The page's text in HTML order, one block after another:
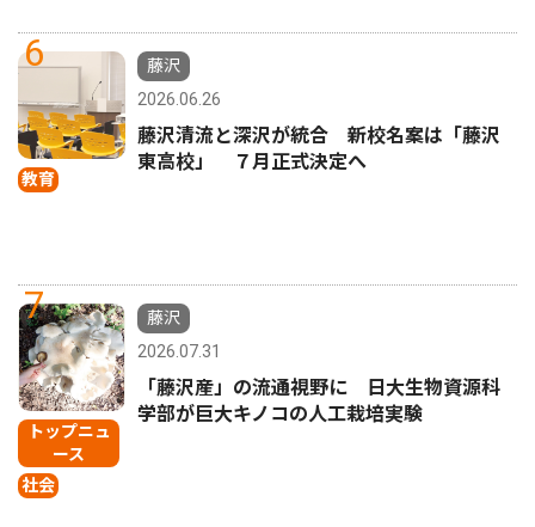
6
教育
藤沢
2026.06.26
藤沢清流と深沢が統合 新校名案は「藤沢
東高校」 ７月正式決定へ
7
トップニュ
ース
社会
藤沢
2026.07.31
「藤沢産」の流通視野に 日大生物資源科
学部が巨大キノコの人工栽培実験